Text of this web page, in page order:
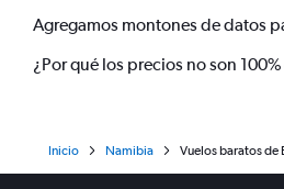
Agregamos montones de datos
¿Por qué los precios no son
Inicio Namibia Vuelos baratos de